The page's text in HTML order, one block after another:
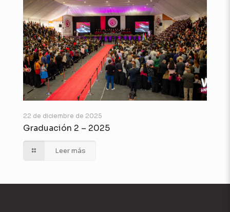
22 de diciembre de 2025
Graduación 2 – 2025
Leer más